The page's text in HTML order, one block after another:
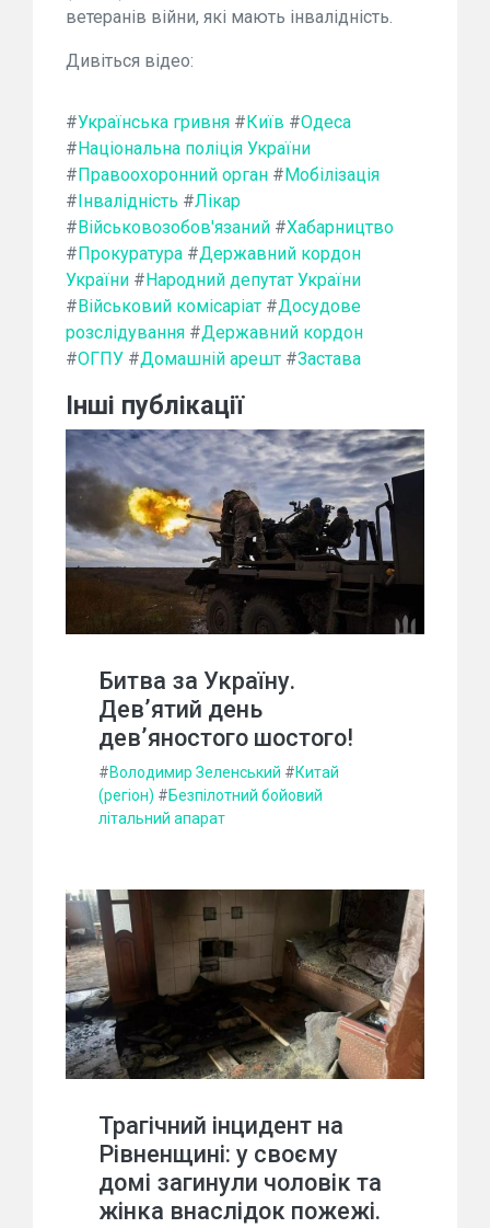
ветеранів війни, які мають інвалідність.
Дивіться відео:
#Українська гривня #Київ #Одеса
#Національна поліція України
#Правоохоронний орган #Мобілізація
#Інвалідність #Лікар
#Військовозобов'язаний #Хабарництво
#Прокуратура #Державний кордон
України #Народний депутат України
#Військовий комісаріат #Досудове
розслідування #Державний кордон
#ОГПУ #Домашній арешт #Застава
Інші публікації
Битва за Україну.
Дев’ятий день
дев’яностого шостого!
#Володимир Зеленський #Китай
(регіон) #Безпілотний бойовий
літальний апарат
Трагічний інцидент на
Рівненщині: у своєму
домі загинули чоловік та
жінка внаслідок пожежі.